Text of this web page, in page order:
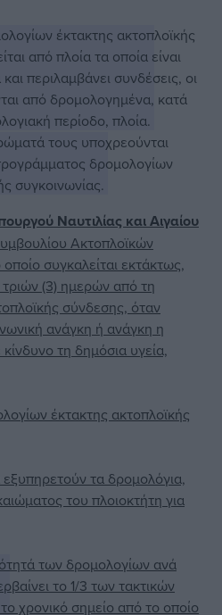
έκτακτης ακτοπλοϊκής
από πλοία τα οποία είναι
περιλαμβάνει συνδέσεις, οι
από δρομολογημένα, κατά
περίοδο, πλοία.
τους υποχρεούνται
δρομολογίων
συγκοινωνίας.
Ναυτιλίας και Αιγαίου
Ακτοπλοϊκών
συγκαλείται εκτάκτως,
(3) ημερών από τη
σύνδεσης, όταν
ανάγκη ή ανάγκη η
τη δημόσια υγεία,
έκτακτης ακτοπλοϊκής
τα δρομολόγια,
του πλοιοκτήτη για
των δρομολογίων ανά
το 1/3 των τακτικών
χρονικό σημείο από το οποίο